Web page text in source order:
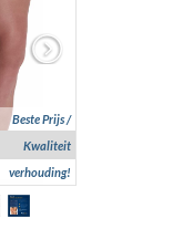
Beste Prijs /
Kwaliteit
verhouding!